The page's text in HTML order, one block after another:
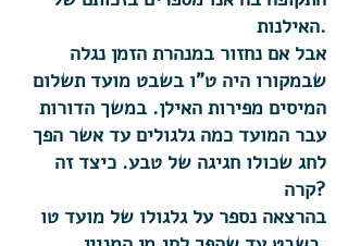
האילנות.
אבל אם נחזור במנהרת הזמן נגלה
שבמקורו היה ט"ו בשבט מועד תשלום
המיסים מפירות האילן. במשך הדורות
עבר המועד כמה גלגולים עד אשר הפך
לחג שכולו חגיגה של טבע. כיצד זה
קרה?
בהרצאה נספר על גלגולו של מועד טו